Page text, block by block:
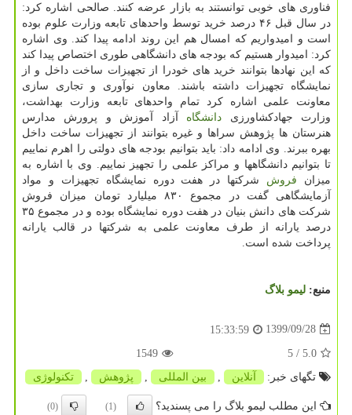
فناوری های خوبی توانستند به بازار عرضه کنند. صالحی اشاره کرد:
در سال قبل ۴۶ درصد خرید توسط واحدهای تابعه وزارت علوم بوده
است و امیدواریم که امسال هم این روند ادامه پیدا کند. وی اشاره
کرد: امیدوار هستیم که بودجه های دانشگاهی طوری اختصاص پیدا کند
که این نهادها بتوانند خرید های خودرا از تجهیزات ساخت داخل و از
نمایشگاه تجهیزات داشته باشند. معاون نوآوری و تجاری سازی
معاونت علمی اشاره کرد تمام واحدهای تابعه وزارت بهداشت،
وزارت جهادکشاورزی دانشگاه آزاد آموزش و پرورش مدارس
هنرستان ها پژوهش سراها و غیره بتوانند از تجهیزات ساخت داخل
بهره ببرند. وی ادامه داد: باید بتوانیم بودجه های دولتی را اهرم نماییم
تا بتوانیم دانشگاهها و مراکز علمی را تجهیز نماییم. وی با اشاره به
میزان فروش شرکتها در هفت دوره نمایشگاه تجهیزات و مواد
آزمایشگاهی گفت در مجموع ۸۳۰ میلیارد تومان میزان فروش
شرکت های دانش بنیان در هفت دوره نمایشگاه بوده و در مجموع ۳۵
درصد یارانه از طرف معاونت علمی به شرکتها در قالب یارانه
پرداخت شده است.
منبع: لیمو بلاگ
1399/09/28
15:33:59
5.0
/ 5
1549
تگهای خبر:
آنلاین بین المللی پژوهش تكنولوژی
این مطلب لیمو بلاگ را می پسندید؟ (1)
(0)